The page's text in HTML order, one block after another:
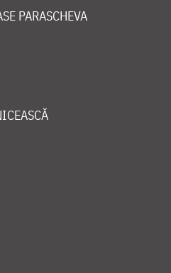
PARASCHEVA